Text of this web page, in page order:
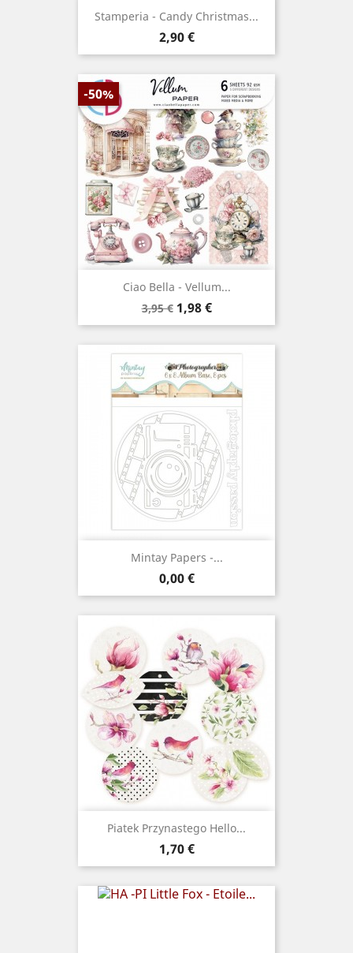
Stamperia - Candy Christmas...
Prix
2,90 €
Ciao Bella - Vellum...
Prix
de
3,95 € Prix
1,98 €
-50%
Mintay Papers -...
Prix
0,00 €
Piatek Przynastego Hello...
Prix
1,70 €